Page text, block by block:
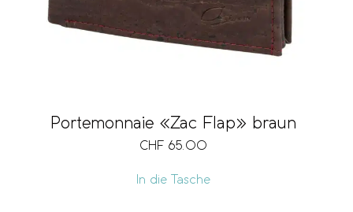
Portemonnaie «Zac Flap» braun
CHF 65.00
In die Tasche